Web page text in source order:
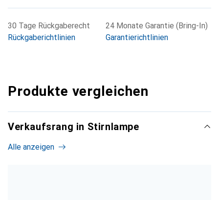
30 Tage Rückgaberecht
Rückgaberichtlinien
24 Monate Garantie (Bring-In)
Garantierichtlinien
Produkte vergleichen
Verkaufsrang in Stirnlampe
Alle anzeigen